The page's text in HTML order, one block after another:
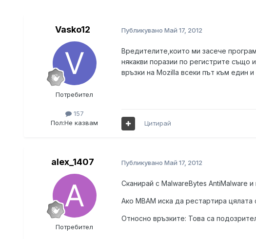
Vasko12
Потребител
157
Пол:Не казвам
Публикувано Май 17, 2012
Вредителите,които ми засече
някакви поразии по регистрите също
връзки на Mozilla всеки път към един
Цитирай
alex_1407
Потребител
Публикувано Май 17, 2012
Сканирай с MalwareBytes AntiMalware
Ако MBAM иска да рестартира
Относно връзките: Това са